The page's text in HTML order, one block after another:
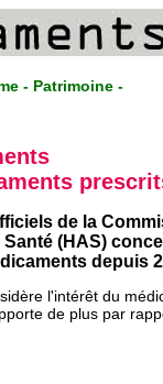
- Patrimoine -
de la
(HAS)
depuis
l'intérêt du
de plus par